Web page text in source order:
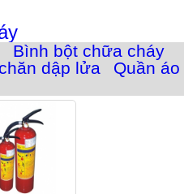
Bình bột chữa cháy
chăn dập lửa
Quần áo